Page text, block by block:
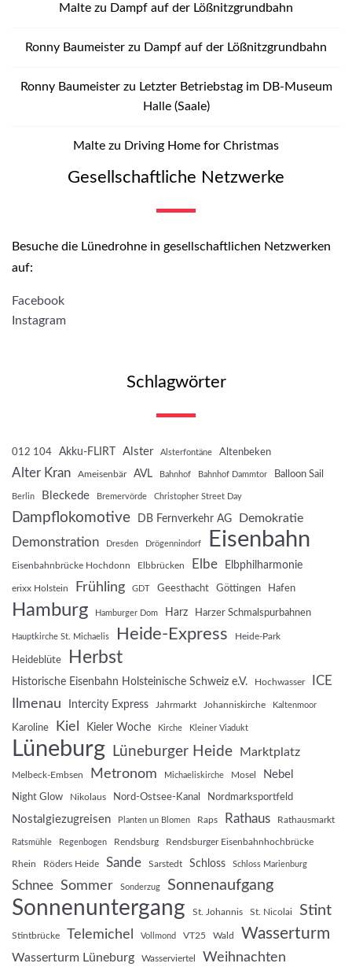
Malte zu Dampf auf der Lößnitzgrundbahn
Ronny Baumeister zu Dampf auf der Lößnitzgrundbahn
Ronny Baumeisterzu Letzter Betriebstag im DB-Museum
Halle (Saale)
Malte zu Driving Home for Christmas
Gesellschaftliche Netzwerke
Besuche die Lünedrohne in gesellschaftlichen Netzwerken
auf:
Facebook
Instagram
Schlagwörter
012 104 Akku-FLIRT Alster Alsterfontäne Altenbeken
Alter Kran Ameisenbär AVL Bahnhof Bahnhof Dammtor Balloon Sail
Berlin Bleckede Bremervörde Christopher Street Day
Dampflokomotive DB Fernverkehr AG Demokratie
Demonstration Dresden Drögennindorf Eisenbahn
Eisenbahnbrücke Hochdonn Elbbrücken Elbe Elbphilharmonie
erixx Holstein Frühling GDT Geesthacht Göttingen Hafen
Hamburg Hamburger Dom Harz Harzer Schmalspurbahnen
Hauptkirche St. Michaelis Heide-Express Heide-Park
Heideblüte Herbst
Historische Eisenbahn Holsteinische Schweiz e.V. Hochwasser ICE
Ilmenau Intercity Express Jahrmarkt Johanniskirche Kaltenmoor
Karoline Kiel Kieler Woche Kirche Kleiner Viadukt
Lüneburg Lüneburger Heide Marktplatz
Melbeck-Embsen Metronom Michaeliskirche Mosel Nebel
Night Glow Nikolaus Nord-Ostsee-Kanal Nordmarksportfeld
Nostalgiezugreisen Planten un Blomen Raps Rathaus Rathausmarkt
Ratsmühle Regenbogen Rendsburg Rendsburger Eisenbahnhochbrücke
Rhein Röders Heide Sande Sarstedt Schloss Schloss Marienburg
Schnee Sommer Sonderzug Sonnenaufgang
Sonnenuntergang St. Johannis St. Nicolai Stint
Stintbrücke Telemichel Vollmond VT25 Wald Wasserturm
Wasserturm Lüneburg Wasserviertel Weihnachten